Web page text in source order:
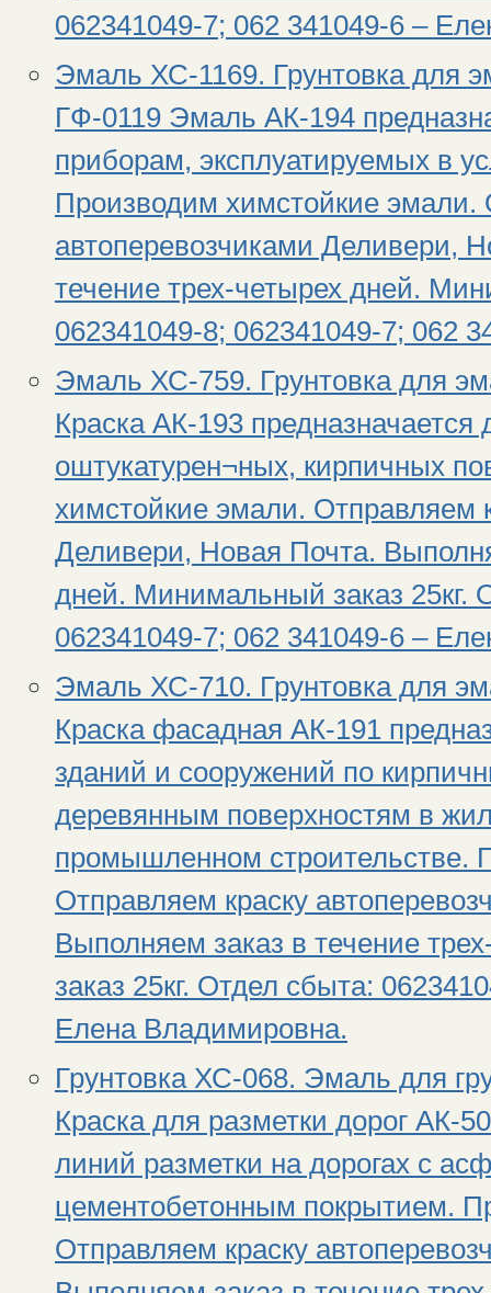
062341049-7; 062 341049-6 –
Эмаль ХС-1169. Грунтовка для
ГФ-0119 Эмаль АК-194
приборам, эксплуатируемых в
Производим химстойкие эмали.
автоперевозчиками Деливери,
течение трех-четырех дней.
062341049-8; 062341049-7; 062
Эмаль ХС-759. Грунтовка для
Краска АК-193
оштукатурен¬ных, кирпичных
химстойкие эмали. Отправляем
Деливери, Новая Почта.
дней. Минимальный заказ 25кг.
062341049-7; 062 341049-6 –
Эмаль ХС-710. Грунтовка для
Краска фасадная АК-191
зданий и сооружений по
деревянным поверхностям в
промышленном строительстве.
Отправляем краску
Выполняем заказ в течение
заказ 25кг. Отдел сбыта:
Елена Владимировна.
Грунтовка ХС-068. Эмаль для
Краска для разметки дорог АК-
линий разметки на дорогах с
цементобетонным покрытием.
Отправляем краску